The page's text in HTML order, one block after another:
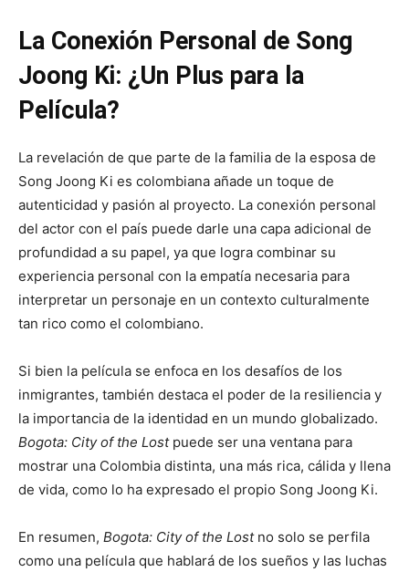
La Conexión Personal de Song
Joong Ki: ¿Un Plus para la
Película?
La revelación de que parte de la familia de la esposa de
Song Joong Ki es colombiana añade un toque de
autenticidad y pasión al proyecto. La conexión personal
del actor con el país puede darle una capa adicional de
profundidad a su papel, ya que logra combinar su
experiencia personal con la empatía necesaria para
interpretar un personaje en un contexto culturalmente
tan rico como el colombiano.
Si bien la película se enfoca en los desafíos de los
inmigrantes, también destaca el poder de la resiliencia y
la importancia de la identidad en un mundo globalizado.
Bogota: City of the Lostpuede ser una ventana para
mostrar una Colombia distinta, una más rica, cálida y llena
de vida, como lo ha expresado el propio Song Joong Ki.
En resumen, Bogota: City of the Lostno solo se perfila
como una película que hablará de los sueños y las luchas